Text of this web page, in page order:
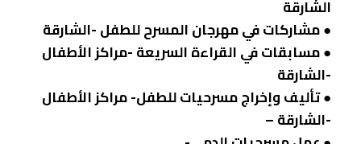
الشارقة
● مشاركات في مهرجان المسرح للطفل -الشارقة
● مسابقات في القراءة السريعة -مراكز الأطفال
-الشارقة
● تأليف وإخراج مسرحيات للطفل- مراكز الأطفال
-الشارقة –